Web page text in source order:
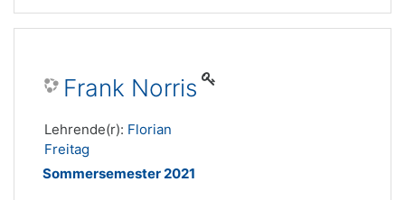
Frank Norris
Lehrende(r): Florian
Freitag
Sommersemester 2021